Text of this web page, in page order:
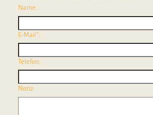
Name:
E-Mail*:
Telefon:
Notiz: